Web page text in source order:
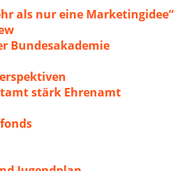
als nur eine Marketingidee“
Bundesakademie
stärk Ehrenamt